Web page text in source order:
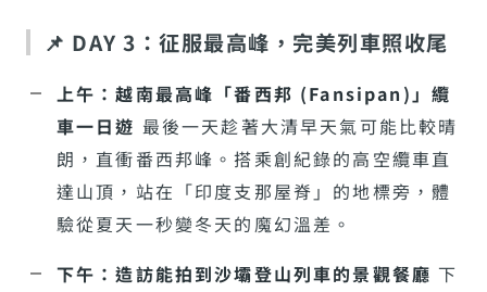
📌 DAY 3：征服最高峰，完美列車照收尾
上午：越南最高峰「番西邦 (Fansipan)」纜
車一日遊 最後一天趁著大清早天氣可能比較晴
朗，直衝番西邦峰。搭乘創紀錄的高空纜車直
達山頂，站在「印度支那屋脊」的地標旁，體
驗從夏天一秒變冬天的魔幻溫差。
下午：造訪能拍到沙壩登山列車的景觀餐廳 下